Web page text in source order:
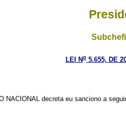
LEI No5.655, DE
NACIONAL decreta eu sanciono a